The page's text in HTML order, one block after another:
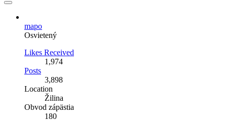
mapo
Osvietený
Likes Received
1,974
Posts
3,898
Location
Žilina
Obvod zápästia
180